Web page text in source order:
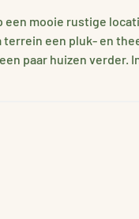
een mooie rustige
een pluk- en
paar huizen verder.